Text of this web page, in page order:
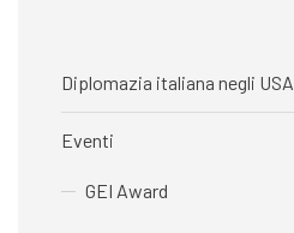
Diplomazia italiana negli USA
Eventi
GEI Award